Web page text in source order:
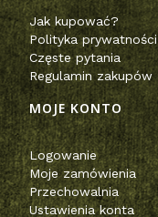
Jak kupować?
Polityka prywatności
Częste pytania
Regulamin zakupów
MOJE KONTO
Logowanie
Moje zamówienia
Przechowalnia
Ustawienia konta